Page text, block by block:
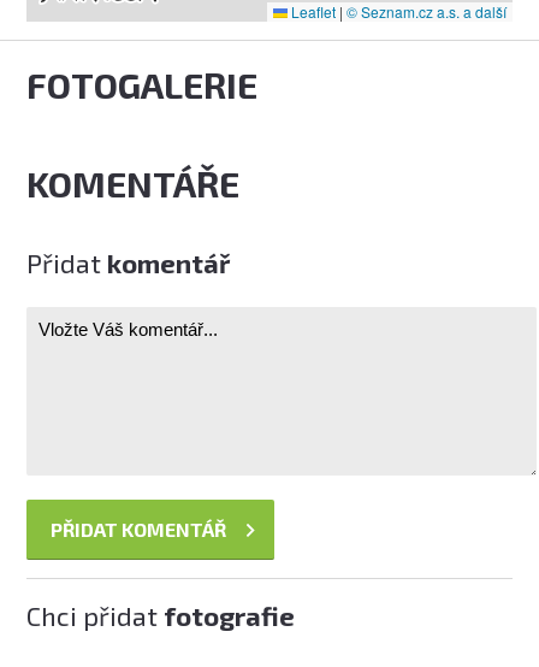
Leaflet | © Seznam.cz a.s. a další
FOTOGALERIE
KOMENTÁŘE
Přidat komentář
Chci přidat fotografie